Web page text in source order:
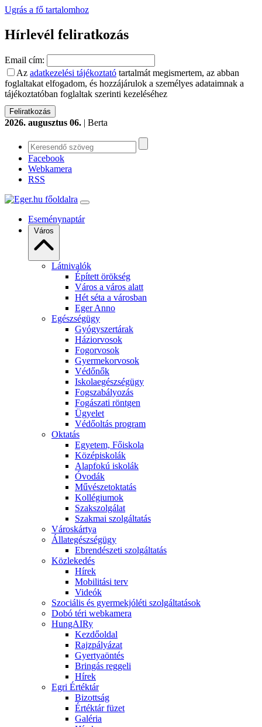
Ugrás a fő tartalomhoz
Hírlevél feliratkozás
Email cím:
Az adatkezelési tájékoztató tartalmát megismertem, az abban
foglaltakat elfogadom, és hozzájárulok a személyes adataimnak a
tájékoztatóban foglaltak szerinti kezeléséhez
2026. augusztus 06. | Berta
Facebook
Webkamera
RSS
Eseménynaptár
Város
Látnivalók
Épített örökség
Város a város alatt
Hét séta a városban
Eger Anno
Egészségügy
Gyógyszertárak
Háziorvosok
Fogorvosok
Gyermekorvosok
Védőnők
Iskolaegészségügy
Fogszabályozás
Fogászati röntgen
Ügyelet
Védőoltás program
Oktatás
Egyetem, Főiskola
Középiskolák
Alapfokú iskolák
Óvodák
Művészetoktatás
Kollégiumok
Szakszolgálat
Szakmai szolgáltatás
Városkártya
Állategészségügy
Ebrendészeti szolgáltatás
Közlekedés
Hírek
Mobilitási terv
Videók
Szociális és gyermekjóléti szolgáltatások
Dobó téri webkamera
HungAIRy
Kezdőoldal
Rajzpályázat
Gyertyaöntés
Bringás reggeli
Hírek
Egri Értéktár
Bizottság
Értéktár füzet
Galéria